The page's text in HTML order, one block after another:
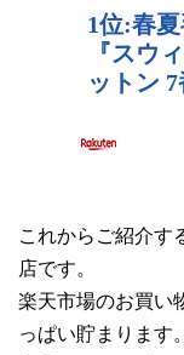
これからご紹介す
店です。
楽天市場のお買い
っぱい貯まります。